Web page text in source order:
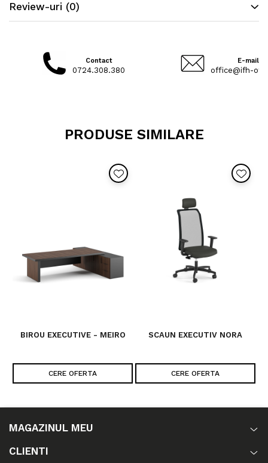
Review-uri (0)
Contact
0724.308.380
E-mail
office@ifh-
PRODUSE SIMILARE
BIROU EXECUTIVE - MEIRO
CERE OFERTA
SCAUN EXECUTIV NORA
CERE OFERTA
MAGAZINUL MEU
CLIENTI